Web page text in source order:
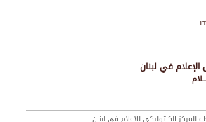
الإعلام في لبنان
الكاثوليكي للإعلام في لبنان